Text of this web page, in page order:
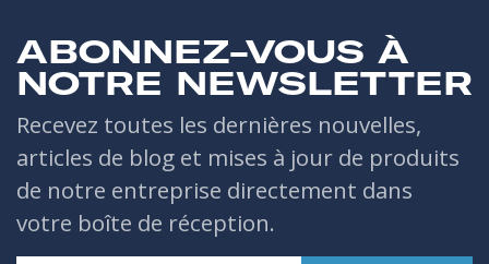
ABONNEZ-VOUS À
NOTRE NEWSLETTER
Recevez toutes les dernières nouvelles,
articles de blog et mises à jour de produits
de notre entreprise directement dans
votre boîte de réception.